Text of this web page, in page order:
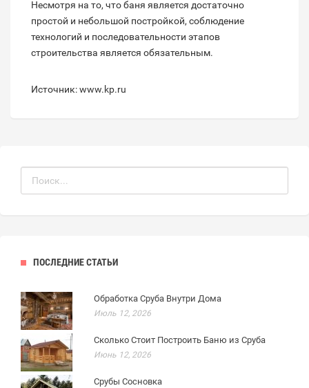
Несмотря на то, что баня является достаточно
простой и небольшой постройкой, соблюдение
технологий и последовательности этапов
строительства является обязательным.
Источник: www.kp.ru
ПОСЛЕДНИЕ СТАТЬИ
Обработка Сруба Внутри Дома
Июль 12, 2026
Сколько Стоит Построить Баню из Сруба
Июнь 12, 2026
Срубы Сосновка